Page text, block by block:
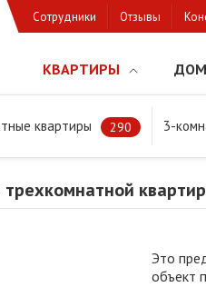
Сотрудники Отзывы
КВАРТИРЫ
квартиры 290 3-
трехкомнатной квартиры в
Это
объект